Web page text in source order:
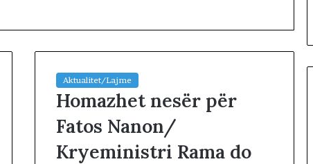
Aktualitet/Lajme
Homazhet nesër për
Fatos Nanon/
Kryeministri Rama do
D
i